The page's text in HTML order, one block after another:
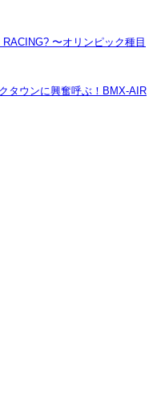
〜オリンピック種目
タウンに興奮呼ぶ！BMX-AIR